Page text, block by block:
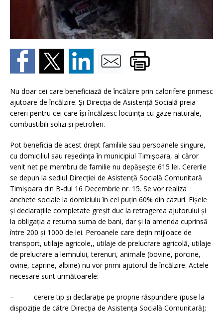
Nu doar cei care beneficiază de încălzire prin calorifere primesc
ajutoare de încălzire. Şi Direcţia de Asistenţă Socială preia
cereri pentru cei care îşi încălzesc locuinţa cu gaze naturale,
combustibili solizi şi petrolieri.
Pot beneficia de acest drept familiile sau persoanele singure,
cu domiciliul sau reşedinţa în municipiul Timişoara, al căror
venit net pe membru de familie nu depăşeşte 615 lei. Cererile
se depun la sediul Direcţiei de Asistenţă Socială Comunitară
Timişoara din B-dul 16 Decembrie nr. 15. Se vor realiza
anchete sociale la domiciulu în cel puţin 60% din cazuri. Fişele
şi declaraţiile completate greşit duc la retragerea ajutorului şi
la obligaţia a returna suma de bani, dar şi la amenda cuprinsă
între 200 şi 1000 de lei. Peroanele care deţin mijloace de
transport, utilaje agricole,, utilaje de prelucrare agricolă, utilaje
de prelucrare a lemnului, terenuri, animale (bovine, porcine,
ovine, caprine, albine) nu vor primi ajutorul de încălzire. Actele
necesare sunt următoarele:
– cerere tip şi declaraţie pe proprie răspundere (puse la
dispoziţie de către Direcţia de Asistenţa Socială Comunitară);